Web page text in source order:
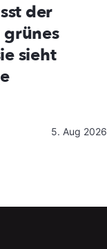
der
grünes
sieht
5. Aug 2026